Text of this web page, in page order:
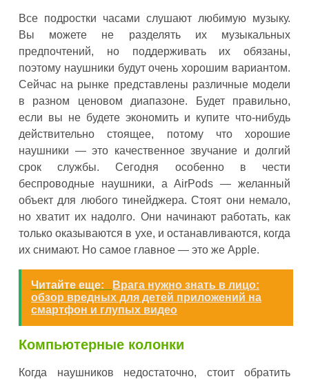
Все подростки часами слушают любимую музыку.
Вы можете не разделять их музыкальных
предпочтений, но поддерживать их обязаны,
поэтому наушники будут очень хорошим вариантом.
Сейчас на рынке представлены различные модели
в разном ценовом диапазоне. Будет правильно,
если вы не будете экономить и купите что-нибудь
действительно стоящее, потому что хорошие
наушники — это качественное звучание и долгий
срок службы. Сегодня особенно в чести
беспроводные наушники, а AirPods — желанный
объект для любого тинейджера. Стоят они немало,
но хватит их надолго. Они начинают работать, как
только оказываются в ухе, и останавливаются, когда
их снимают. Но самое главное — это же Apple.
Читайте еще:
Врага нужно знать в лицо:
обзор вредных для детей приложений на
смартфон и глупых видео
Компьютерные колонки
Когда наушников недостаточно, стоит обратить